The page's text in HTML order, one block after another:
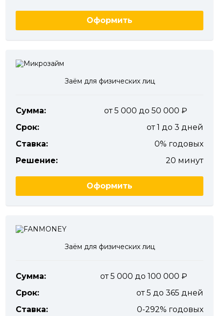
Оформить
Заём для физических лиц
Сумма:
от 5 000 до 50 000
Срок:
от 1 до 3 дней
Ставка:
0% годовых
Решение:
20 минут
Оформить
Заём для физических лиц
Сумма:
от 5 000 до 100 000
Срок:
от 5 до 365 дней
Ставка:
0-292% годовых